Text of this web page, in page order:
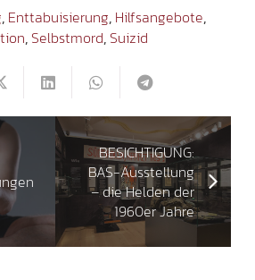
, Enttabuisierung, Hilfsangebote,
, Selbstmord, Suizid
BESICHTIGUNG:
BAS-Ausstellung
– die Helden der
1960er Jahre